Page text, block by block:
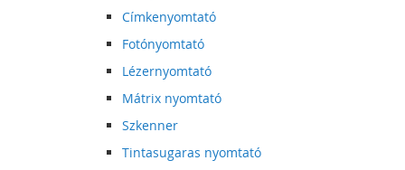
Címkenyomtató
Fotónyomtató
Lézernyomtató
Mátrix nyomtató
Szkenner
Tintasugaras nyomtató